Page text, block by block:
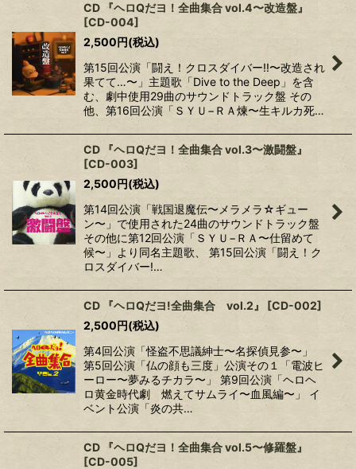
CD 『ヘロQだヨ！全曲集合 vol.4〜改造盤』
[CD-004]
2,500円(税込)
第15回公演「闘え！クロスダイバー!!〜改造され
果てて…〜」主題歌「Dive to the Deep」を含
む、劇中使用29曲のサウンドトラック盤 その
他、第16回公演「ＳＹＵ−ＲＡ煉〜生キルカ死…
CD 『ヘロQだヨ！全曲集合 vol.3〜激闘盤』
[CD-003]
2,500円(税込)
第14回公演「戦国退魔伝〜メラメラ☆ギュー
ン〜」で使用された24曲のサウンドトラック盤
その他に第12回公演「ＳＹＵ−ＲＡ〜仕留めて
候〜」より同名主題歌、 第15回公演「闘え！ク
ロスダイバー!…
CD 『ヘロQだヨ!全曲集合 vol.2』 [CD-002]
2,500円(税込)
第4回公演「怪盗不思議紳士〜名探偵見参〜」
第5回公演「仏の顔も三度」公演その１「電波ヒ
ーロー〜夢みるチカラ〜」 第9回公演「ヘロヘ
ロ黄金時代劇 燃えてサムライ〜血風編〜」 イ
ベント公演「炎の共…
CD 『ヘロQだヨ！全曲集合 vol.5〜修羅盤』
[CD-005]